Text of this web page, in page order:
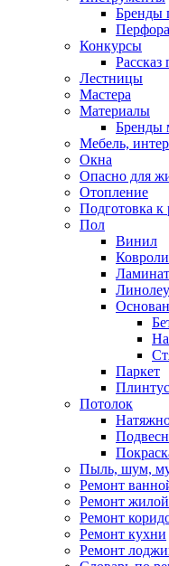
Бренды
Конкурсы
Рассказ
Лестницы
Мастера
Материалы
Бренды
Мебель,
Окна
Опасно для
Отопление
Подготовка к
Пол
Винил
Ламинат
Паркет
Плинтус
Потолок
Пыль, шум,
Ремонт
Ремонт
Ремонт
Ремонт кухни
Ремонт